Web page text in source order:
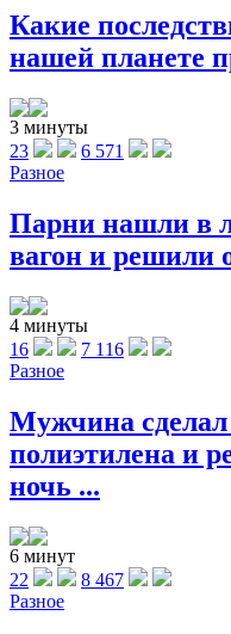
Какие
нашей планете
3 минуты
23
6 571
Разное
Парни нашли в
вагон и решили
4 минуты
16
7 116
Разное
Мужчина
полиэтилена и
ночь ...
6 минут
22
8 467
Разное